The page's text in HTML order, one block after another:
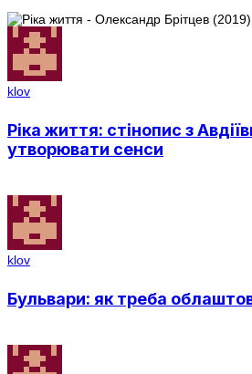
klov
Ріка життя: стінопис з
утворювати сенси
klov
Бульвари: як треба